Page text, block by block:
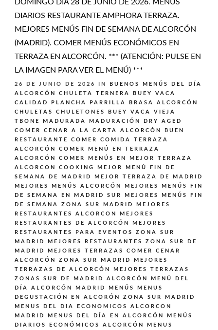
DOMINGO DÍA 28 DE JUNIO DE 2026. MENÚS
DIARIOS RESTAURANTE AMPHORA TERRAZA.
MEJORES MENÚS FIN DE SEMANA DE ALCORCÓN
(MADRID). COMER MENÚS ECONÓMICOS EN
TERRAZA EN ALCORCÓN. *** (ATENCIÓN: PULSE EN
LA IMAGEN PARA VER EL MENÚ) ***
26 DE JUNIO DE 2026 IN
BUENOS MENÚS DEL DÍA
ALCORCÓN
CHULETA TERNERA BUEY VACA
CALIDAD PLANCHA PARRILLA BRASA ALCORCÓN
CHULETAS CHULETONES BUEY VACA VIEJA
TBONE MADURADA MADURACIÓN DRY AGED
COMER CENAR A LA CARTA ALCORCÓN BUEN
RESTAURANTE
COMER COMIDA TERRAZA
ALCORCÓN
COMER MENÚ EN TERRAZA
ALCORCÓN
COMER MENÚS EN MEJOR TERRAZA
ALCORCON
COOKING
MEJOR MENÚ FIN DE
SEMANA DE MADRID
MEJOR TERRAZA DE MADRID
MEJORES MENÚS ALCORCÓN
MEJORES MENÚS FIN
DE SEMANA EN MADRID SUR
MEJORES MENÚS FIN
DE SEMANA ZONA SUR MADRID
MEJORES
RESTAURANTES ALCORCON
MEJORES
RESTAURANTES DE ALCORCÓN
MEJORES
RESTAURANTES PARA EVENTOS ZONA SUR
MADRID
MEJORES RESTAURANTES ZONA SUR DE
MADRID
MEJORES TERRAZAS COMER CENAR
ALCORCÓN ZONA SUR MADRID
MEJORES
TERRAZAS DE ALCORCÓN
MEJORES TERRAZAS
ZONAS SUR DE MADRID ALCORCÓN
MENÚ DEL
DÍA ALCORCÓN MADRID
MENÚS
MENUS
DEGUSTACIÓN EN ALCORÓN ZONA SUR MADRID
MENUS DEL DIA ECONOMICOS ALCORCON
MADRID
MENUS DEL DÍA EN ALCORCÓN
MENÚS
DIARIOS ECONÓMICOS ALCORCÓN
MENUS